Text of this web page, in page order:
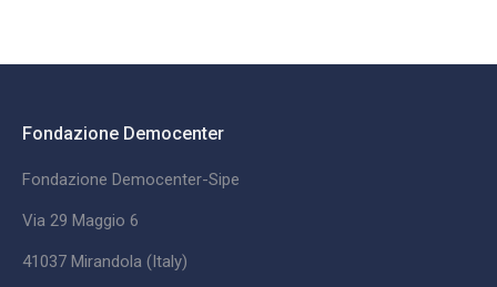
Fondazione Democenter
Fondazione Democenter-Sipe
Via 29 Maggio 6
41037 Mirandola (Italy)